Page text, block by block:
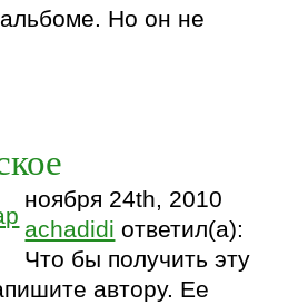
Но он не
ноября 24th, 2010
achadidi ответил(а):
Что бы получить эту
автору. Ее